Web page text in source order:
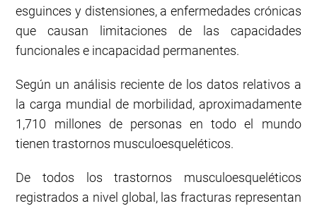
esguinces y distensiones, a enfermedades crónicas
que causan limitaciones de las capacidades
funcionales e incapacidad permanentes.
Según un análisis reciente de los datos relativos a
la carga mundial de morbilidad, aproximadamente
1,710 millones de personas en todo el mundo
tienen trastornos musculoesqueléticos.
De todos los trastornos musculoesqueléticos
registrados a nivel global, las fracturas representan